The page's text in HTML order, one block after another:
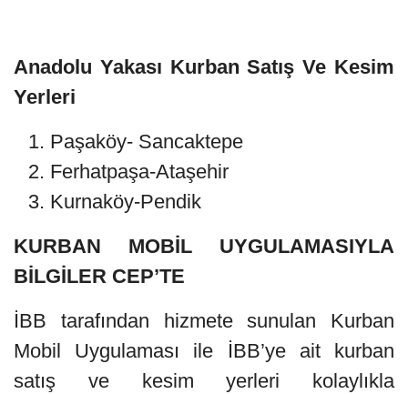
Anadolu Yakası Kurban Satış Ve Kesim
Yerleri
Paşaköy- Sancaktepe
Ferhatpaşa-Ataşehir
Kurnaköy-Pendik
KURBAN MOBİL UYGULAMASIYLA
BİLGİLER CEP’TE
İBB tarafından hizmete sunulan Kurban
Mobil Uygulaması ile İBB’ye ait kurban
satış ve kesim yerleri kolaylıkla